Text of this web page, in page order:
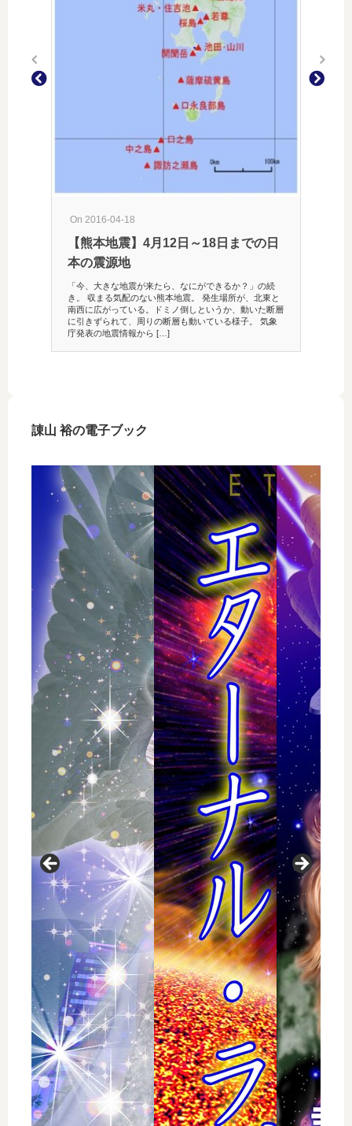
On 2016-04-18
【熊本地震】4月12日～18日までの日
本の震源地
「今、大きな地震が来たら、なにができるか？」の続
き。 収まる気配のない熊本地震。 発生場所が、北東と
南西に広がっている。ドミノ倒しというか、動いた断層
に引きずられて、周りの断層も動いている様子。 気象
庁発表の地震情報から […]
いう。
ブラッ
宇宙初
諌山 裕の電子ブック